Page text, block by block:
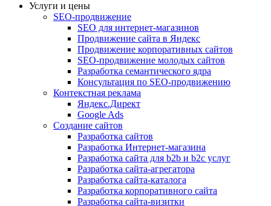
Услуги и цены
SEO-продвижение
SEO для интернет-магазинов
Продвижение сайта в Яндекс
Продвижение корпоративных сайтов
SEO-продвижение молодых сайтов
Разработка семантического ядра
Консультация по SEO-продвижению
Контекстная реклама
Яндекс.Директ
Google Ads
Создание сайтов
Разработка сайтов
Разработка Интернет-магазина
Разработка сайта для b2b и b2c услуг
Разработка сайта-агрегатора
Разработка сайта-каталога
Разработка корпоративного сайта
Разработка сайта-визитки